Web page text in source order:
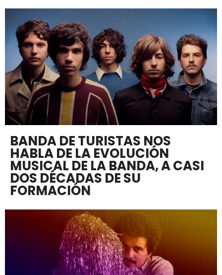
BANDA DE TURISTAS NOS
HABLA DE LA EVOLUCIÓN
MUSICAL DE LA BANDA, A CASI
DOS DÉCADAS DE SU
FORMACIÓN